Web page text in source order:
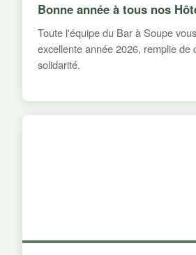
Bonne année à tous nos
Toute l'équipe du Bar à Soupe
excellente année 2026, remplie de
solidarité.